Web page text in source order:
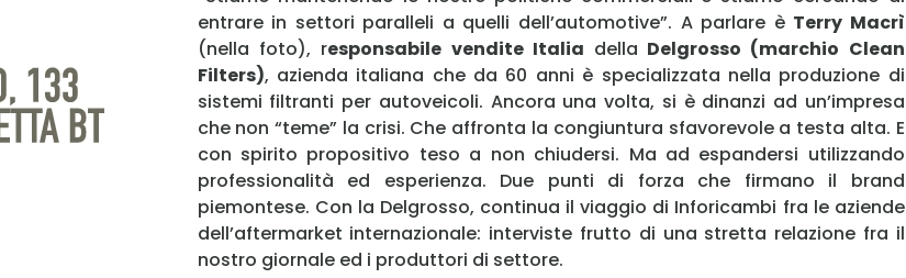
entrare in settori paralleli a quelli dell’automotive”. A parlare è Terry Macrì
(nella foto), responsabile vendite Italia della Delgrosso (marchio Clean
Filters), azienda italiana che da 60 anni è specializzata nella produzione di
sistemi filtranti per autoveicoli. Ancora una volta, si è dinanzi ad un’impresa
che non “teme” la crisi. Che affronta la congiuntura sfavorevole a testa alta. E
con spirito propositivo teso a non chiudersi. Ma ad espandersi utilizzando
professionalità ed esperienza. Due punti di forza che firmano il brand
piemontese. Con la Delgrosso, continua il viaggio di Inforicambi fra le aziende
dell’aftermarket internazionale: interviste frutto di una stretta relazione fra il
nostro giornale ed i produttori di settore.